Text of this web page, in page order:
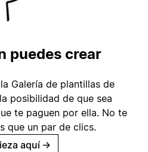
puedes crear
Galería de plantillas de
posibilidad de que sea
te paguen por ella. No te
que un par de clics.
aquí →